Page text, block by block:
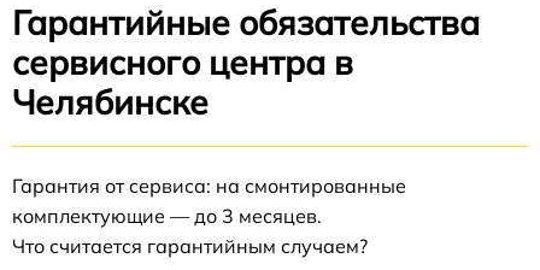
Гарантийные обязательства
сервисного центра в
Челябинске
Гарантия от сервиса: на смонтированные
комплектующие — до 3 месяцев.
Что считается гарантийным случаем?